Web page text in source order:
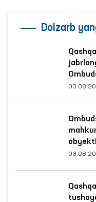
Dolzarb